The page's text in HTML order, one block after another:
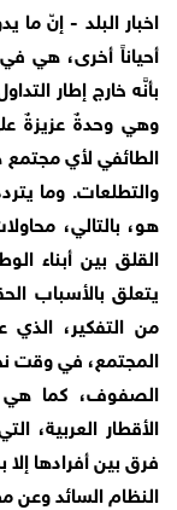
اخبار البلد - إنّ ما
أحياناً أخرى،
بأنَّه خارج إطار
وهي وحدةٌ عزيزةٌ
الطائفي لأي
والتطلعات. وما
هو، بالتالي،
القلق بين أبناء
يتعلق بالأسباب
من التفكير،
المجتمع، في وقت
الصفوف، كما هي
الأقطار العربية،
فرق بين أفرادها
النظام السائد وعن